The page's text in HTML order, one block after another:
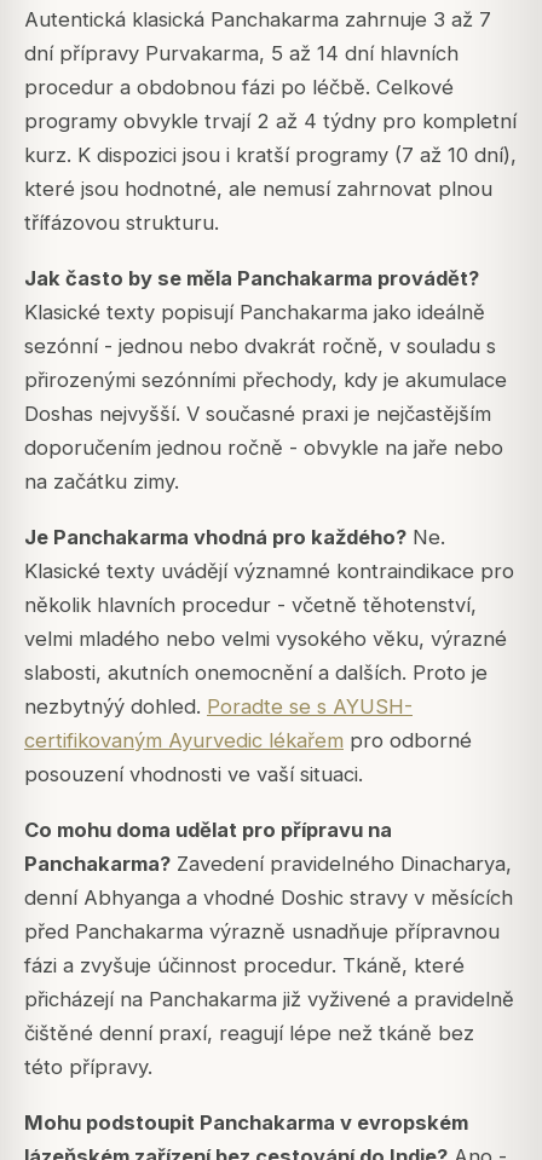
Autentická klasická Panchakarma zahrnuje 3 až 7
dní přípravy Purvakarma, 5 až 14 dní hlavních
procedur a obdobnou fázi po léčbě. Celkové
programy obvykle trvají 2 až 4 týdny pro kompletní
kurz. K dispozici jsou i kratší programy (7 až 10 dní),
které jsou hodnotné, ale nemusí zahrnovat plnou
třífázovou strukturu.
Jak často by se měla Panchakarma provádět?
Klasické texty popisují Panchakarma jako ideálně
sezónní - jednou nebo dvakrát ročně, v souladu s
přirozenými sezónními přechody, kdy je akumulace
Doshas nejvyšší. V současné praxi je nejčastějším
doporučením jednou ročně - obvykle na jaře nebo
na začátku zimy.
Je Panchakarma vhodná pro každého? Ne.
Klasické texty uvádějí významné kontraindikace pro
několik hlavních procedur - včetně těhotenství,
velmi mladého nebo velmi vysokého věku, výrazné
slabosti, akutních onemocnění a dalších. Proto je
nezbytnýý dohled. Poradte se s AYUSH-
certifikovaným Ayurvedic lékařem pro odborné
posouzení vhodnosti ve vaší situaci.
Co mohu doma udělat pro přípravu na
Panchakarma? Zavedení pravidelného Dinacharya,
denní Abhyanga a vhodné Doshic stravy v měsících
před Panchakarma výrazně usnadňuje přípravnou
fázi a zvyšuje účinnost procedur. Tkáně, které
přicházejí na Panchakarma již vyživené a pravidelně
čištěné denní praxí, reagují lépe než tkáně bez
této přípravy.
Mohu podstoupit Panchakarma v evropském